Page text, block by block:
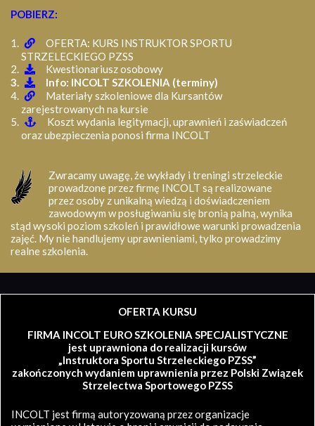
POBIERZ:
OFERTA: KURS INSTRUKTOR SPORTU
STRZELECKIEGO PZSS
Kwestionariusz osobowy
Info: INCOLT SZKOLENIA (terminy)
Materiały szkoleniowe dla Kursantów
zarejestrowanych na kursie
Koszt wydania legitymacji, uprawnień i zaświadczeń
oraz ubezpieczenia ponosi firma INCOLT
Zwracamy uwagę, że wykłady i treningi strzeleckie
prowadzone przez firmę INCOLT są realizowane
przez osoby z unikalną wiedzą i doświadczeniem
zawodowym w posługiwaniu się bronią palną, wynika
stąd wysoki poziom szkoleń i prawidłowe warunki prowadzenia
zajęć. My nie handlujemy uprawnieniami, tylko prowadzimy
realne szkolenia.
OFERTA KURSU
FIRMA INCOLT EURO SZKOLENIA SPECJALISTYCZNE
jest uprawniona do realizacji kursów
„Instruktora Sportu Strzeleckiego PZSS”
zakończonych wydaniem uprawnienia przez Polski Związek
Strzelectwa Sportowego PZSS
INCOLT jest firmą autoryzowaną przez organizacje